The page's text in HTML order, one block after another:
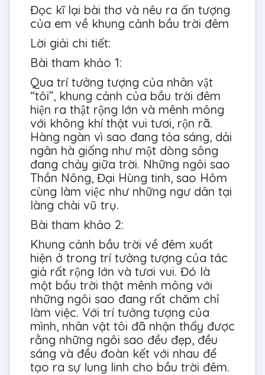
Đọc kĩ lại bài thơ và nêu ra ấn tượng
của em về khung cảnh bầu trời đêm
Lời giải chi tiết:
Bài tham khảo 1:
Qua trí tưởng tượng của nhân vật
“tôi”, khung cảnh của bầu trời đêm
hiện ra thật rộng lớn và mênh mông
với không khí thật vui tươi, rộn rã.
Hàng ngàn vì sao đang tỏa sáng, dải
ngân hà giống như một dòng sông
đang chảy giữa trời. Những ngôi sao
Thần Nông, Đại Hùng tinh, sao Hôm
cùng làm việc như những ngư dân tại
làng chài vũ trụ.
Bài tham khảo 2:
Khung cảnh bầu trời về đêm xuất
hiện ở trong trí tưởng tượng của tác
giả rất rộng lớn và tươi vui. Đó là
một bầu trời thật mênh mông với
những ngôi sao đang rất chăm chỉ
làm việc. Với trí tưởng tượng của
mình, nhân vật tôi đã nhận thấy được
rằng những ngôi sao đều đẹp, đều
sáng và đều đoàn kết với nhau để
tạo ra sự lung linh cho bầu trời đêm.